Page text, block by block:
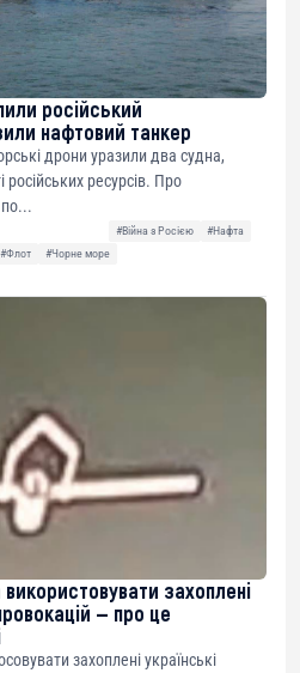
російський
нафтовий танкер
дрони уразили два судна,
російських ресурсів. Про
#Війна з Росією
#Нафта
#Флот
#Чорне море
використовувати захоплені
— про це
захоплені українські